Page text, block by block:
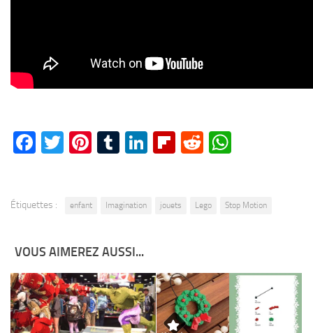
Facebook
Twitter
Pinterest
Tumblr
LinkedIn
Flipboard
Reddit
Étiquettes : enfant Imagination jouets Lego Stop Motion
VOUS AIMEREZ AUSSI...